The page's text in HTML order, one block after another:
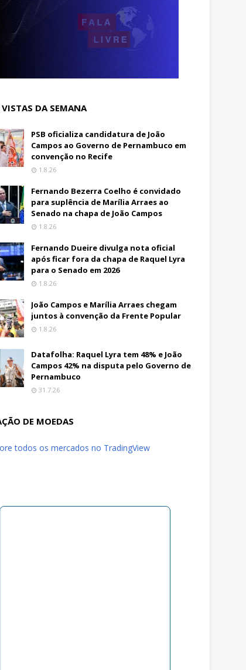
DA SEMANA
PSB oficializa candidatura de João
Campos ao Governo de Pernambuco em
convenção no Recife
1.8.26
Fernando Bezerra Coelho é convidado
para suplência de Marília Arraes ao
Senado na chapa de João Campos
1.8.26
Fernando Dueire divulga nota oficial
após ficar fora da chapa de Raquel Lyra
para o Senado em 2026
1.8.26
João Campos e Marília Arraes chegam
juntos à convenção da Frente Popular
1.8.26
Datafolha: Raquel Lyra tem 48% e João
Campos 42% na disputa pelo Governo de
Pernambuco
31.7.26
DE MOEDAS
todos os mercados no TradingView